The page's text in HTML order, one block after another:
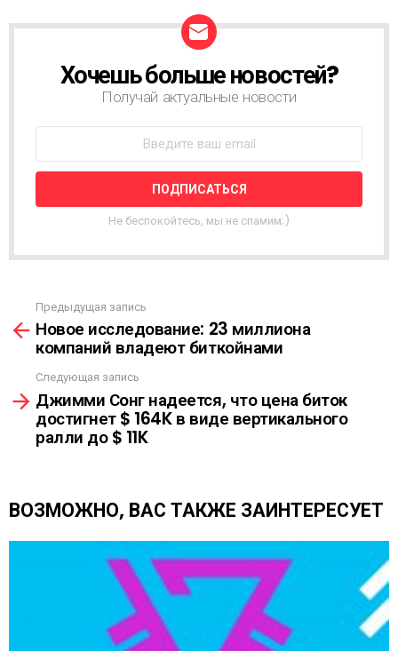
О
Т
Н
Я
А
С
Ы
Л
К
А
Хочешь больше новостей?
Получай актуальные новости
Не беспокойтесь, мы не спамим;)
м
е
е
Предыдущая запись
Новое исследование: 23 миллиона
компаний владеют биткойнами
Следующая запись
Джимми Сонг надеется, что цена биток
достигнет $ 164K в виде вертикального
ралли до $ 11K
ВОЗМОЖНО, ВАС ТАКЖЕ ЗАИНТЕРЕСУЕТ